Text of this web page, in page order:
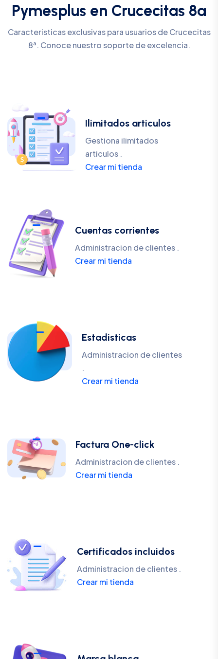
Pymesplus en Crucecitas 8ª
Caracteristicas exclusivas para usuarios de Crucecitas
8ª. Conoce nuestro soporte de excelencia.
Ilimitados articulos
Gestiona ilimitados
articulos .
Crear mi tienda
Cuentas corrientes
Administracion de clientes .
Crear mi tienda
Estadisticas
Administracion de clientes
.
Crear mi tienda
Factura One-click
Administracion de clientes .
Crear mi tienda
Certificados incluidos
Administracion de clientes .
Crear mi tienda